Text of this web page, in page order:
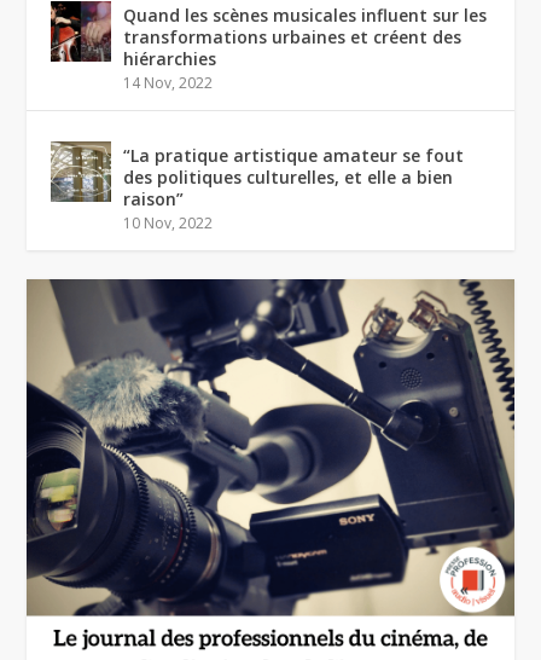
Quand les scènes musicales influent sur les
transformations urbaines et créent des
hiérarchies
14 Nov, 2022
“La pratique artistique amateur se fout
des politiques culturelles, et elle a bien
raison”
10 Nov, 2022